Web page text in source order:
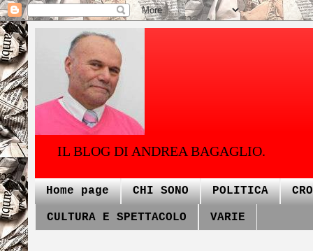
IL BLOG DI ANDREA BAGAGLIO.
Home page CHI SONO POLITICA
CULTURA E SPETTACOLO VARIE